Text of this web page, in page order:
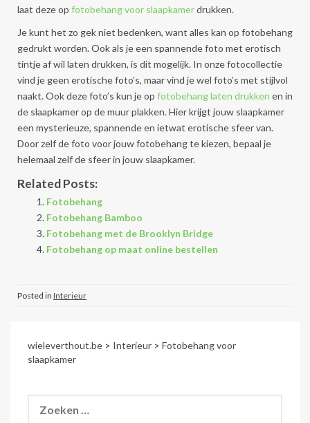
laat deze op fotobehang voor slaapkamerdrukken.
Je kunt het zo gek niet bedenken, want alles kan op fotobehang
gedrukt worden. Ook als je een spannende foto met erotisch
tintje af wil laten drukken, is dit mogelijk. In onze fotocollectie
vind je geen erotische foto’s, maar vind je wel foto’s met stijlvol
naakt. Ook deze foto’s kun je op fotobehang laten drukken en in
de slaapkamer op de muur plakken. Hier krijgt jouw slaapkamer
een mysterieuze, spannende en ietwat erotische sfeer van.
Door zelf de foto voor jouw fotobehang te kiezen, bepaal je
helemaal zelf de sfeer in jouw slaapkamer.
Related Posts:
Fotobehang
Fotobehang Bamboo
Fotobehang met de Brooklyn Bridge
Fotobehang op maat online bestellen
Posted in Interieur
wieleverthout.be > Interieur > Fotobehang voor
slaapkamer
naar: